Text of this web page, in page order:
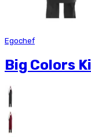
Egochef
Big Colors